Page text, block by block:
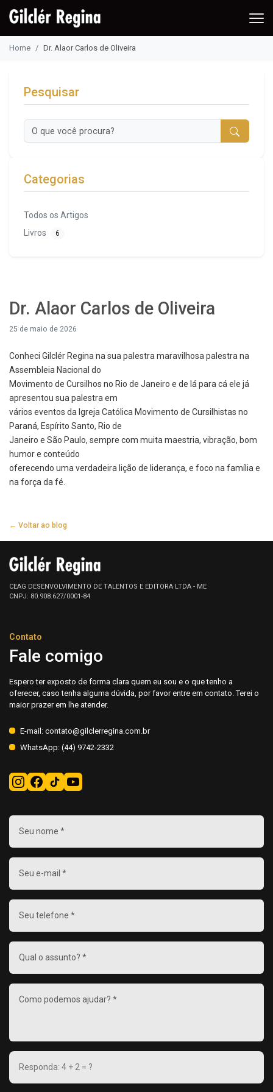
Home Dr. Alaor Carlos de Oliveira
Dr. Alaor Carlos de Oliveira
25 de maio de 2026
Conheci Gilclér Regina na sua palestra maravilhosa palestra na
Assembleia Nacional do
Movimento de Cursilhos no Rio de Janeiro e de lá para cá ele já
apresentou sua palestra em
vários eventos da Igreja Católica Movimento de Cursilhistas no
Paraná, Espírito Santo, Rio de
Janeiro e São Paulo, sempre com muita maestria, vibração, bom
humor e conteúdo
oferecendo uma verdadeira lição de liderança, e foco na família e
na força da fé.
← Voltar ao blog
Pesquisar
Categorias
Todos os Artigos
Livros
6
CEAG DESENVOLVIMENTO DE TALENTOS E EDITORA LTDA - ME
CNPJ: 80.908.627/0001-84
Contato
Fale comigo
Espero ter exposto de forma clara quem eu sou e o que tenho a
oferecer, caso tenha alguma dúvida, por favor entre em contato. Terei o
maior prazer em lhe atender.
E-mail: contato@gilclerregina.com.br
WhatsApp: (44) 9742-2332